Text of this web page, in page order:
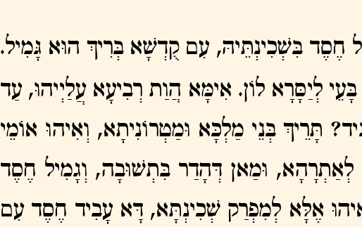
חֶסֶד בִּשְׁכִינְתֵּיהּ, עִם קֻדְשָׁא בְּרִיךְ הוּא גָּמִיל.
לְיַסָּרָא לוֹן. אִימָּא הֲוַת רְבִיעָא עֲלַיְיהוּ, עַד
תָּרֵיךְ בְּנֵי מַלְכָּא וּמַטְרוֹנִיתָא, וְאִיהוּ אוֹמֵי
וּמַאן דְּהָדַר בִּתְשׁוּבָה, וְגָמִיל חֶסֶד
אִיהוּ אֶלָּא לְמִפְרַק שְׁכִינְתָּא, דָּא עָבִיד חֶסֶד עִם